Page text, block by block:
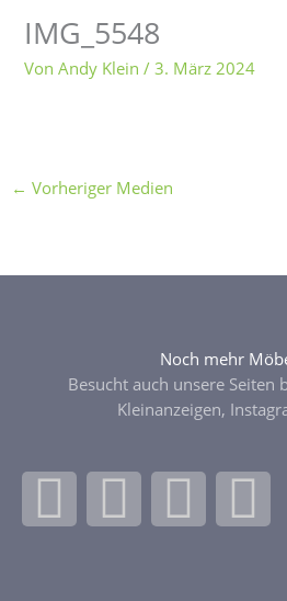
IMG_5548
VonAndy Klein/3. März 2024
← Vorheriger Medien
Noch mehr
Besucht auch unsere Seiten
Kleinanzeigen,
F I E E